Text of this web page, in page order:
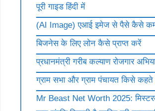
पूरी गाइड हिंदी में
(AI Image) एआई इमेज से पैसे कैसे
बिजनेस के लिए लोन कैसे प्राप्त करें
प्रधानमंत्री गरीब कल्याण रोजगार
ग्राम सभा और ग्राम पंचायत किसे कहते
Mr Beast Net Worth 2025: